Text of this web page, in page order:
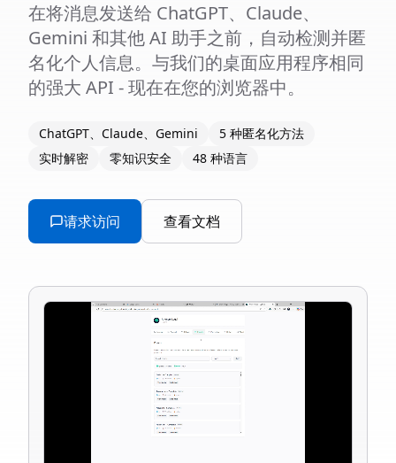
在将消息发送给 ChatGPT、Claude、
Gemini 和其他 AI 助手之前，自动检测并匿
名化个人信息。与我们的桌面应用程序相同
的强大 API - 现在在您的浏览器中。
ChatGPT、Claude、Gemini
5 种匿名化方法
实时解密
零知识安全 48 种语言
请求访问 查看文档